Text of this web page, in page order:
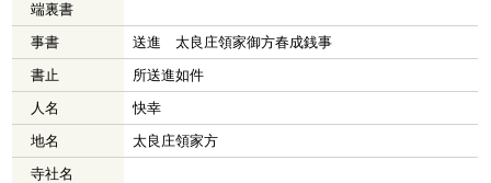
端裏書
事書
送進 太良庄領家御方春成銭事
書止
所送進如件
人名
快幸
地名
太良庄領家方
寺社名